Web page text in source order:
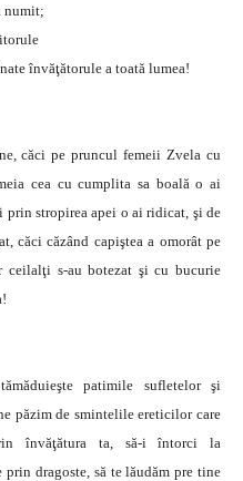
numit;
învăţătorule a toată lumea!
căci pe pruncul femeii Zvela cu
cea cu cumplita sa boală o ai
stropirea apei o ai ridicat, şi de
căci căzând capiştea a omorât pe
ceilalţi s-au botezat şi cu bucurie
patimile sufletelor şi
păzim de smintelile ereticilor care
învăţătura ta, să-i întorci la
dragoste, să te lăudăm pre tine